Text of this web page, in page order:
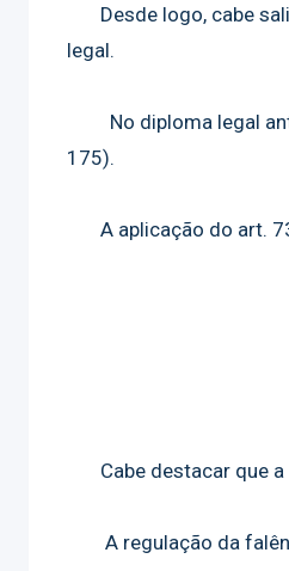
Desde logo, cabe
legal.
No diploma legal
175).
A aplicação do art.
Cabe destacar que
A regulação da